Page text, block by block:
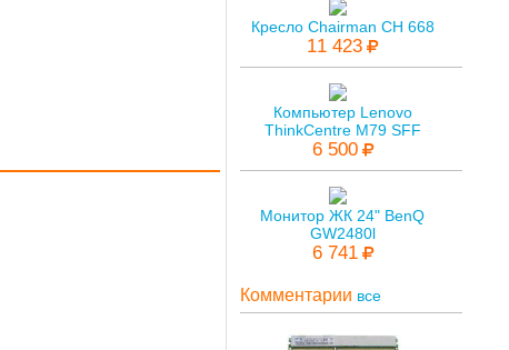
Кресло Chairman CH 668
11 423
Компьютер Lenovo
ThinkCentre M79 SFF
6 500
Монитор ЖК 24" BenQ
GW2480l
6 741
Комментарии все